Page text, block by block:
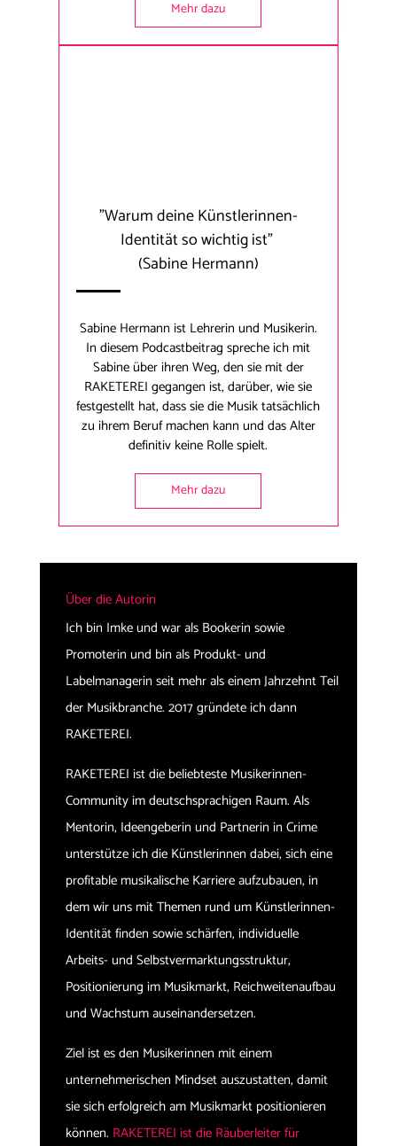
Mehr dazu
"Warum deine Künstlerinnen-
Identität so wichtig ist"
(Sabine Hermann)
Sabine Hermann ist Lehrerin und Musikerin.
In diesem Podcastbeitrag spreche ich mit
Sabine über ihren Weg, den sie mit der
RAKETEREI gegangen ist, darüber, wie sie
festgestellt hat, dass sie die Musik tatsächlich
zu ihrem Beruf machen kann und das Alter
definitiv keine Rolle spielt.
Mehr dazu
Über die Autorin
Ich bin Imke und war als Bookerin sowie
Promoterin und bin als Produkt- und
Labelmanagerin seit mehr als einem Jahrzehnt Teil
der Musikbranche. 2017 gründete ich dann
RAKETEREI.
RAKETEREI ist die beliebteste Musikerinnen-
Community im deutschsprachigen Raum. Als
Mentorin, Ideengeberin und Partnerin in Crime
unterstütze ich die Künstlerinnen dabei, sich eine
profitable musikalische Karriere aufzubauen, in
dem wir uns mit Themen rund um Künstlerinnen-
Identität finden sowie schärfen, individuelle
Arbeits- und Selbstvermarktungsstruktur,
Positionierung im Musikmarkt, Reichweitenaufbau
und Wachstum auseinandersetzen.
Ziel ist es den Musikerinnen mit einem
unternehmerischen Mindset auszustatten, damit
sie sich erfolgreich am Musikmarkt positionieren
können. RAKETEREI ist die Räuberleiter für